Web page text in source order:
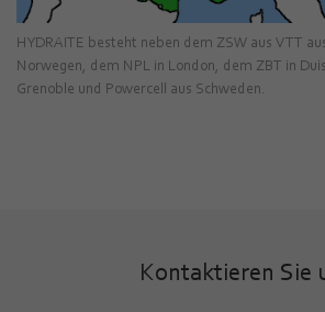
HYDRAITE besteht neben dem ZSW aus VTT
Norwegen, dem NPL in London, dem ZBT in
Grenoble und Powercell aus Schweden.
Kontaktieren Sie